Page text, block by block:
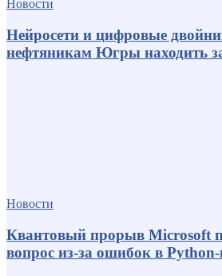
Новости
Нейросети и цифровые
нефтяникам Югры находить
Новости
Квантовый прорыв Microsoft
вопрос из-за ошибок в Python-